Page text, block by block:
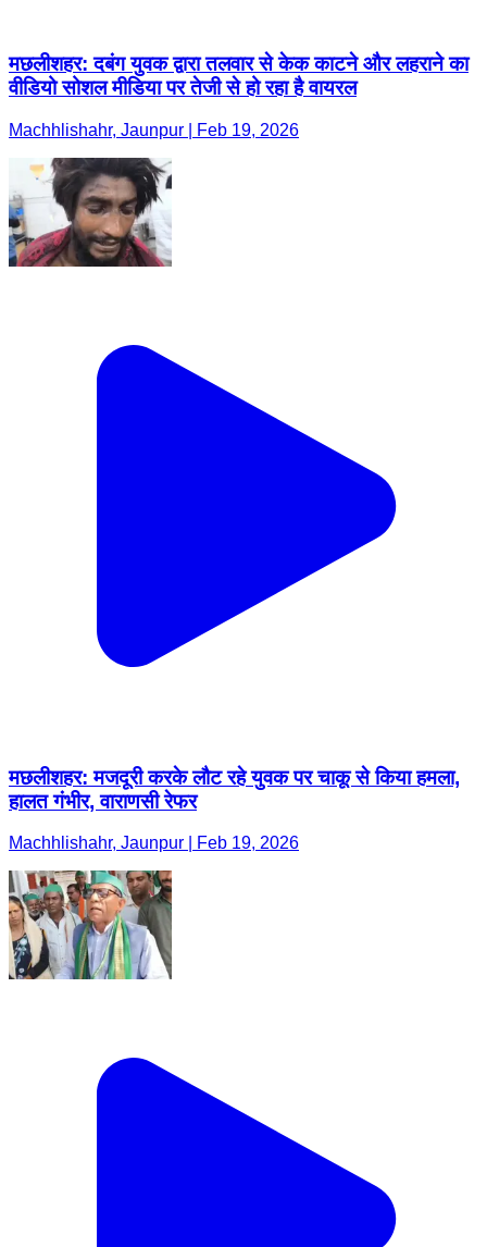
मछलीशहर: दबंग युवक द्वारा तलवार से केक काटने और लहराने का
वीडियो सोशल मीडिया पर तेजी से हो रहा है वायरल
Machhlishahr, Jaunpur | Feb 19, 2026
मछलीशहर: मजदूरी करके लौट रहे युवक पर चाकू से किया हमला,
हालत गंभीर, वाराणसी रेफर
Machhlishahr, Jaunpur | Feb 19, 2026